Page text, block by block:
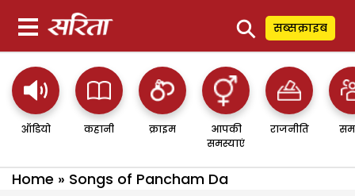
⚲ सब्सक्राइब
ऑडियो कहानी क्राइम
आपकी
समस्याएं
राजनीति
Home » Songs of Pancham Da